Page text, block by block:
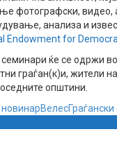
фотографски, видео,
анализа и
Endowment for
семинари ќе се одржи
граѓан(к)и, жители
општини.
новинарВелесГраѓански